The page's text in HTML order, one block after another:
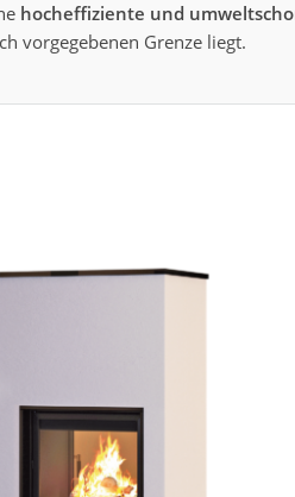
hocheffiziente und
vorgegebenen Grenze liegt.